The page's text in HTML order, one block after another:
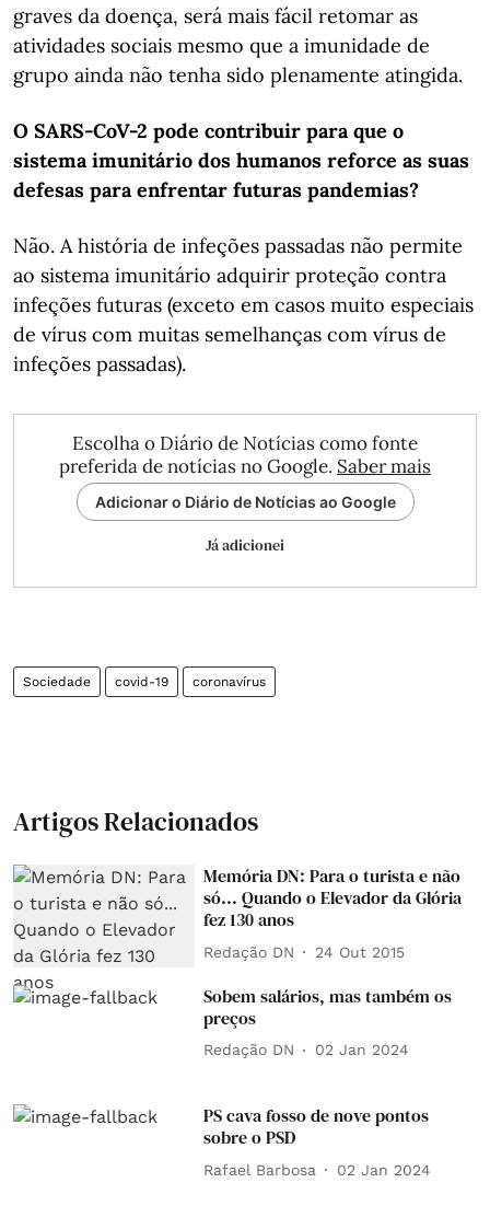
graves da doença, será mais fácil retomar as
atividades sociais mesmo que a imunidade de
grupo ainda não tenha sido plenamente atingida.
O SARS-CoV-2 pode contribuir para que o
sistema imunitário dos humanos reforce as suas
defesas para enfrentar futuras pandemias?
Não. A história de infeções passadas não permite
ao sistema imunitário adquirir proteção contra
infeções futuras (exceto em casos muito especiais
de vírus com muitas semelhanças com vírus de
infeções passadas).
Escolha o Diário de Notícias como fonte
preferida de notícias no Google. Saber mais
Adicionar o Diário de Notícias ao Google
Já adicionei
Sociedade covid-19 coronavírus
Artigos Relacionados
Memória DN: Para o turista e não
só... Quando o Elevador da Glória
fez 130 anos
Redação DN 24 Out 2015
Sobem salários, mas também os
preços
Redação DN 02 Jan 2024
PS cava fosso de nove pontos
sobre o PSD
Rafael Barbosa 02 Jan 2024